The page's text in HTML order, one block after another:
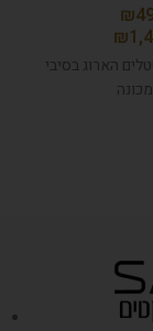
₪
₪
הארוג בסיבי